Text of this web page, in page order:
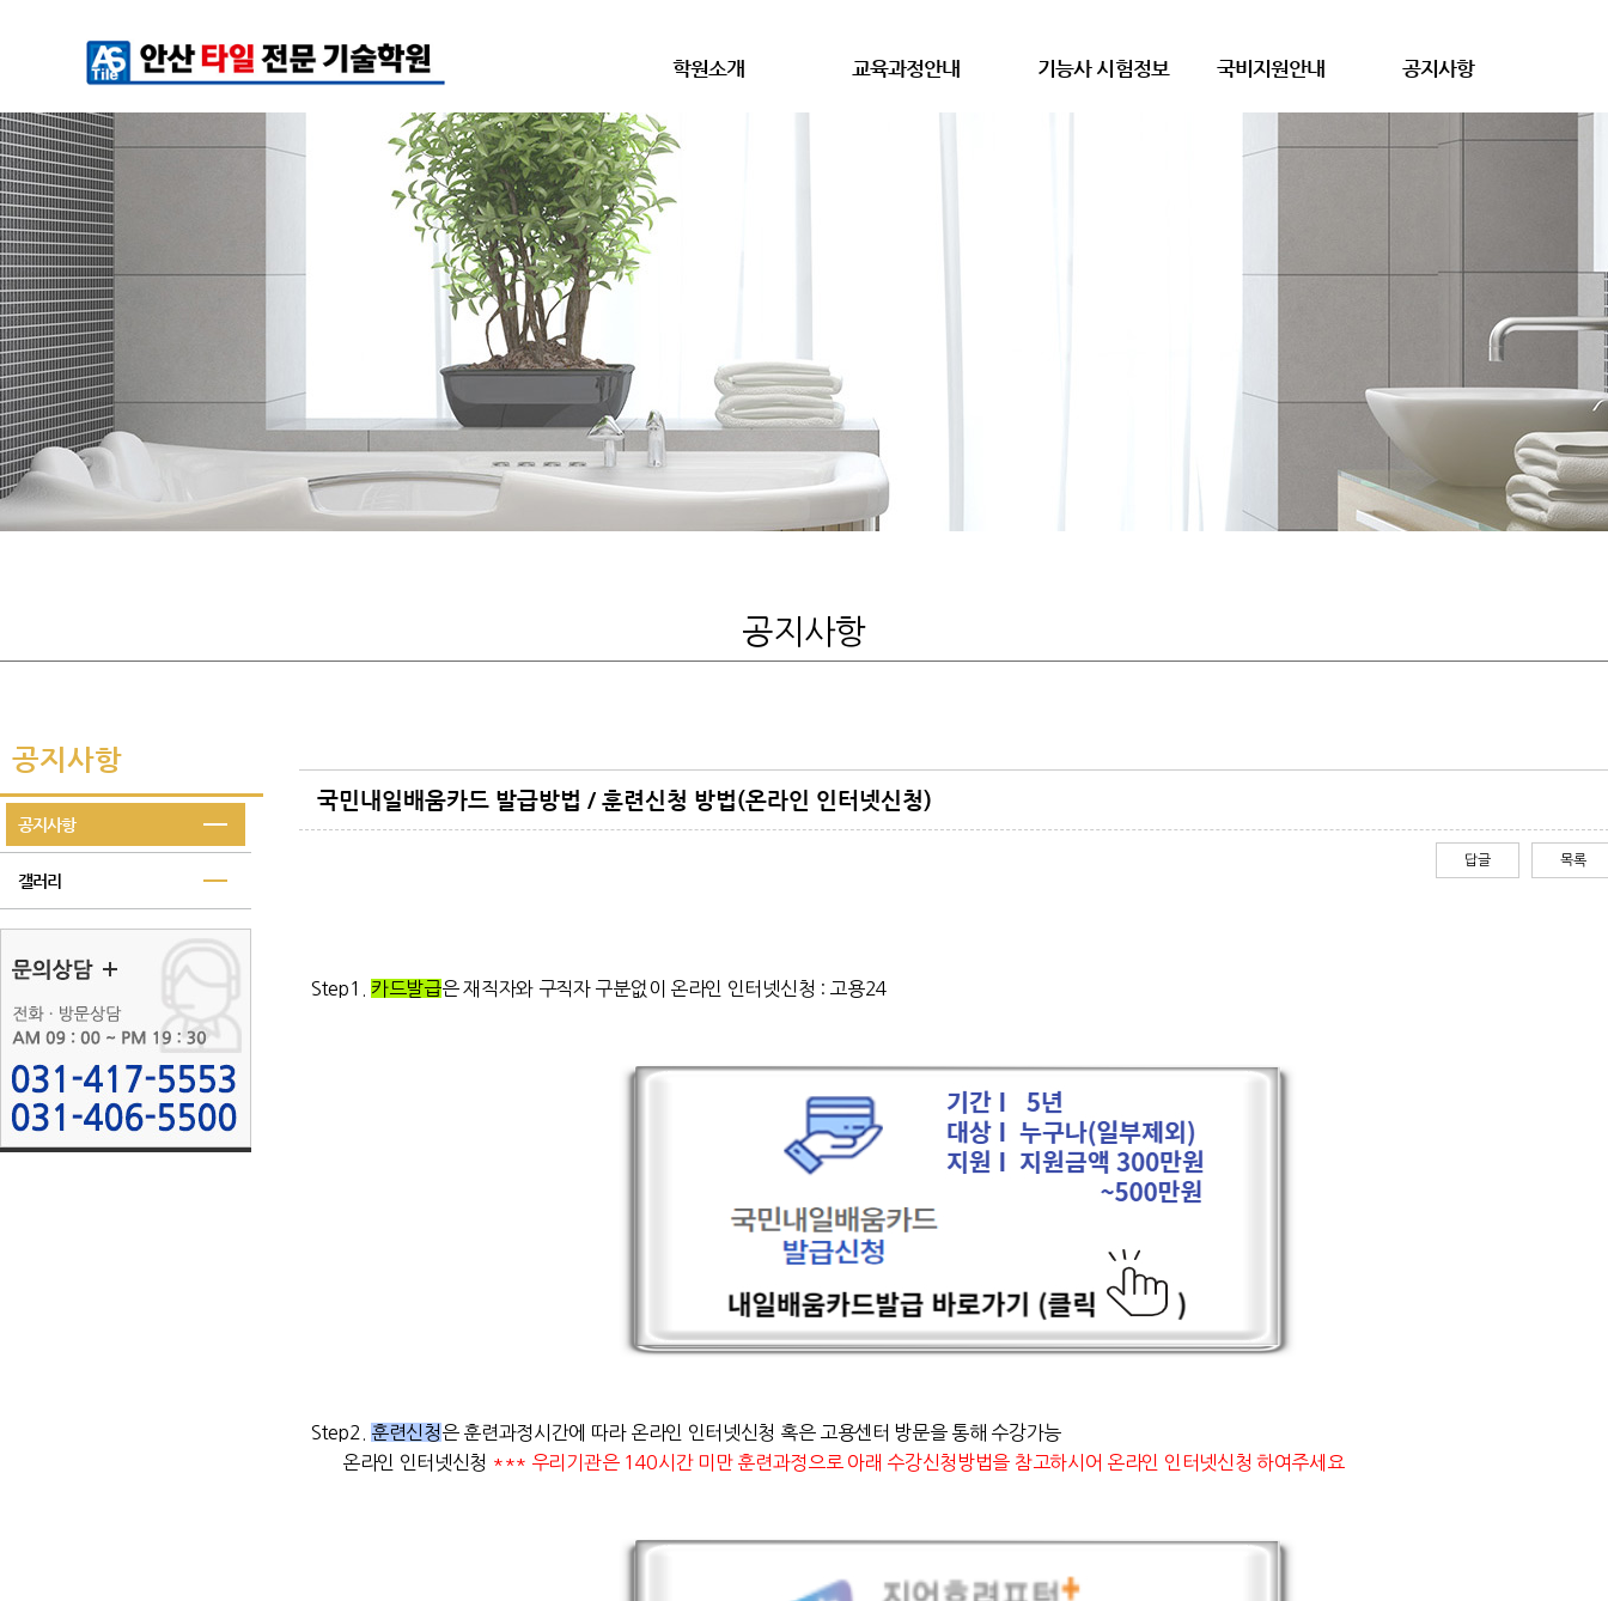
학원소개 교육과정안내 기능사 시험정보 국비지원안내 공지사항
공지사항
공지사항
공지사항
갤러리
국민내일배움카드 발급방법 / 훈련신청 방법(온라인 인터넷신청)
목록
답글
Step1. 카드발급은 재직자와 구직자 구분없이 온라인 인터넷신청 : 고용24
Step2 훈련신청은 훈련과정시간에 따라 온라인 인터넷신청 혹은 고용센터 방문을 통해 수강가능
온라인 인터넷신청 *** 우리기관은 140시간 미만 훈련과정으로 아래 수강신청방법을 참고하시어 온라인 인터넷신청 하여주세요